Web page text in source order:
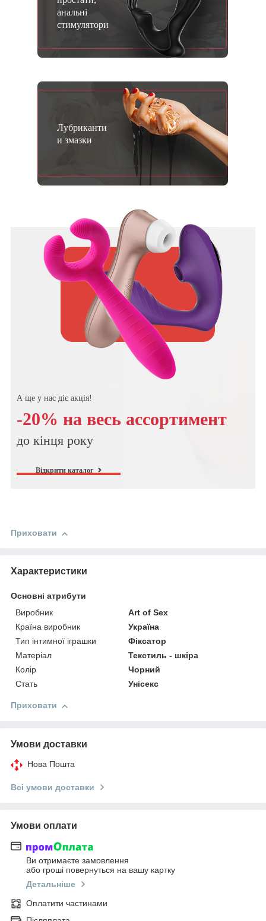
анальні
стимулятори
Лубриканти
и змазки
А ще у нас діє акція!
-20% на весь ассортимент
до кінця року
Відкрити каталог
Приховати
Характеристики
Основні атрибути
Виробник
Art of Sex
Країна виробник
Україна
Тип інтимної іграшки
Фіксатор
Матеріал
Текстиль - шкіра
Колір
Чорний
Стать
Унісекс
Приховати
Умови доставки
Нова Пошта
Всі умови доставки
Умови оплати
Ви отримаєте замовлення
або гроші повернуться на вашу картку
Детальніше
Оплатити частинами